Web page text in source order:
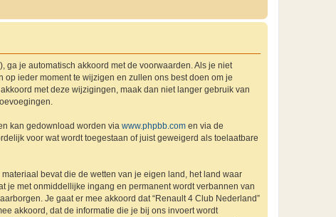
ga je automatisch akkoord met de voorwaarden. Als je niet
ieder moment te wijzigen en zullen ons best doen om je
met deze wijzigingen, maak dan niet langer gebruik van
kan gedownload worden via www.phpbb.com en via de
voor wat wordt toegestaan of juist geweigerd als toelaatbare
bevat die de wetten van je eigen land, het land waar
je met onmiddellijke ingang en permanent wordt verbannen van
Je gaat er mee akkoord dat “Renault 4 Club Nederland”
akkoord, dat de informatie die je bij ons invoert wordt